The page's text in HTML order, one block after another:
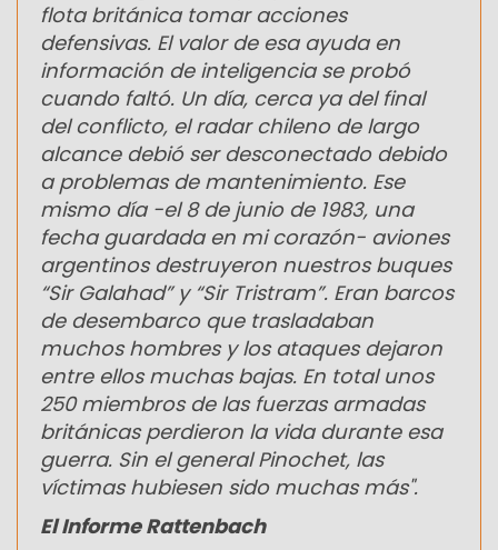
flota británica tomar acciones
defensivas. El valor de esa ayuda en
información de inteligencia se probó
cuando faltó. Un día, cerca ya del final
del conflicto, el radar chileno de largo
alcance debió ser desconectado debido
a problemas de mantenimiento. Ese
mismo día -el 8 de junio de 1983, una
fecha guardada en mi corazón- aviones
argentinos destruyeron nuestros buques
“Sir Galahad” y “Sir Tristram”. Eran barcos
de desembarco que trasladaban
muchos hombres y los ataques dejaron
entre ellos muchas bajas. En total unos
250 miembros de las fuerzas armadas
británicas perdieron la vida durante esa
guerra. Sin el general Pinochet, las
víctimas hubiesen sido muchas más".
El Informe Rattenbach